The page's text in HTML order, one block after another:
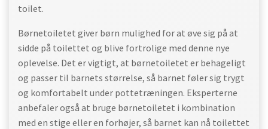
toilet.
Børnetoiletet giver børn mulighed for at øve sig på at
sidde på toilettet og blive fortrolige med denne nye
oplevelse. Det er vigtigt, at børnetoiletet er behageligt
og passer til barnets størrelse, så barnet føler sig trygt
og komfortabelt under pottetræningen. Eksperterne
anbefaler også at bruge børnetoiletet i kombination
med en stige eller en forhøjer, så barnet kan nå toilettet